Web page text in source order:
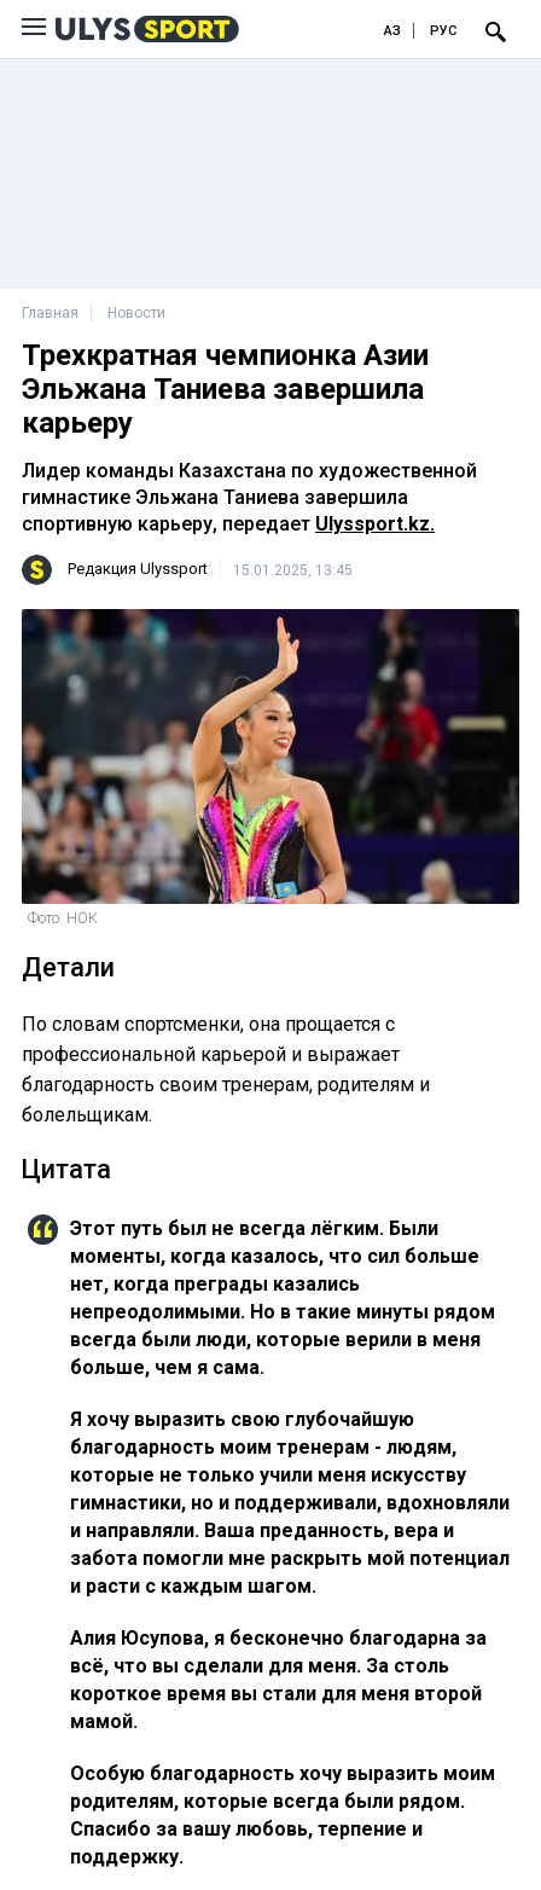
ҚАЗ РУС
Главная Новости
Трехкратная чемпионка Азии
Эльжана Таниева завершила
карьеру
Лидер команды Казахстана по художественной
гимнастике Эльжана Таниева завершила
спортивную карьеру, передает Ulyssport.kz.
Редакция Ulyssport 15.01.2025, 13:45
Фото: НОК
Детали
По словам спортсменки, она прощается с
профессиональной карьерой и выражает
благодарность своим тренерам, родителям и
болельщикам.
Цитата
Этот путь был не всегда лёгким. Были
моменты, когда казалось, что сил больше
нет, когда преграды казались
непреодолимыми. Но в такие минуты рядом
всегда были люди, которые верили в меня
больше, чем я сама.
Я хочу выразить свою глубочайшую
благодарность моим тренерам - людям,
которые не только учили меня искусству
гимнастики, но и поддерживали, вдохновляли
и направляли. Ваша преданность, вера и
забота помогли мне раскрыть мой потенциал
и расти с каждым шагом.
Алия Юсупова, я бесконечно благодарна за
всё, что вы сделали для меня. За столь
короткое время вы стали для меня второй
мамой.
Особую благодарность хочу выразить моим
родителям, которые всегда были рядом.
Спасибо за вашу любовь, терпение и
поддержку.